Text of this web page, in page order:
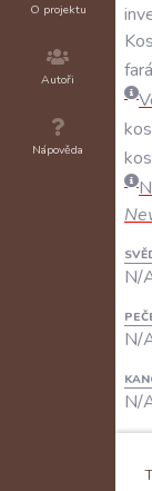
O projektu
Autoři
Nápověda
N/
N/
N/